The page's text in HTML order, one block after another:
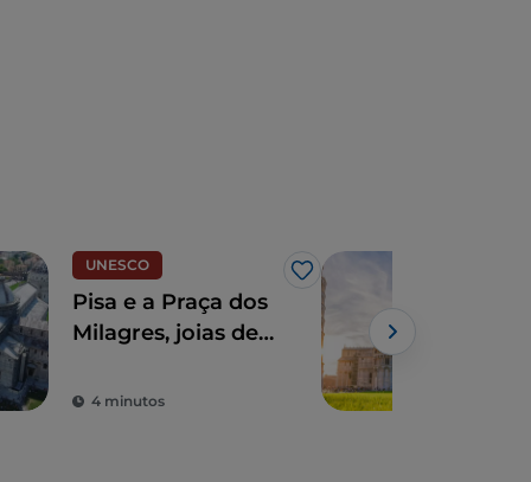
UNESCO
Gosto
Pisa e a Praça dos
Milagres, joias de
beleza
4 minutos